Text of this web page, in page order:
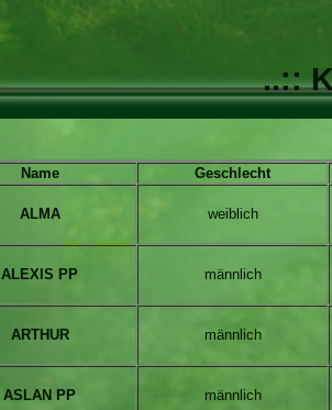
..::
Name Geschlecht
ALMA weiblich
ALEXIS PP männlich
ARTHUR männlich
ASLAN PP männlich